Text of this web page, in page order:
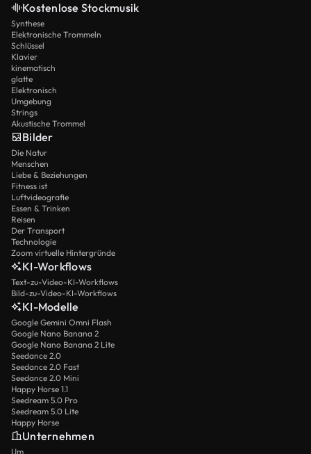
Kostenlose Stockmusik
Synthese
Elektronische Trommeln
Schlüssel
Klavier
kinematisch
glatte
Elektronisch
Umgebung
Strings
Akustische Trommel
Bilder
Die Natur
Menschen
Liebe & Beziehungen
Fitness ist
Luftvideografie
Essen & Trinken
Reisen
Der Transport
Technologie
Zoom virtuelle Hintergründe
KI-Workflows
Text-zu-Video-KI-Workflows
Bild-zu-Video-KI-Workflows
KI-Modelle
Google Gemini Omni Flash
Google Nano Banana 2
Google Nano Banana 2 Lite
Seedance 2.0
Seedance 2.0 Fast
Seedance 2.0 Mini
Happy Horse 1.1
Seedream 5.0 Pro
Seedream 5.0 Lite
Happy Horse
Unternehmen
Um